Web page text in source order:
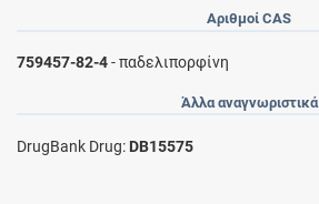
Αριθμοί CAS
759457-82-4- παδελιπορφίνη
Άλλα αναγνωριστικά
DrugBank Drug: DB15575